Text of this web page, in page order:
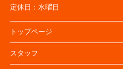
定休日： 水曜日
トップページ
スタッフ